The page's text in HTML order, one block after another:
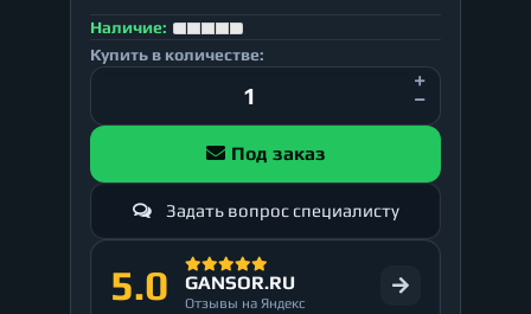
Наличие:
Купить в количестве:
Под заказ
Задать вопрос специалисту
5.0 GANSOR.RU
Отзывы на Яндекс